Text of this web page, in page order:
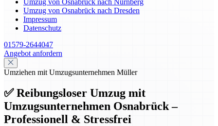
Umzug von Osnabrück nach Nürnberg
Umzug von Osnabrück nach Dresden
Impressum
Datenschutz
01579-2644047
Angebot anfordern
Umziehen mit Umzugsunternehmen Müller
✅ Reibungsloser Umzug mit
Umzugsunternehmen Osnabrück –
Professionell & Stressfrei